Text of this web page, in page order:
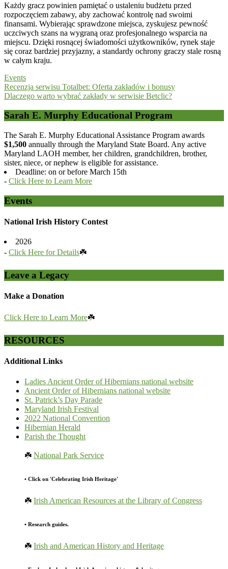
Każdy gracz powinien pamiętać o ustaleniu budżetu przed
rozpoczęciem zabawy, aby zachować kontrolę nad swoimi
finansami. Wybierając sprawdzone miejsca, zyskujesz pewność
uczciwych szans na wygraną oraz profesjonalnego wsparcia na
miejscu. Dzięki rosnącej świadomości użytkowników, rynek staje
się coraz bardziej przyjazny, a standardy ochrony graczy stale rosną
w całym kraju.
Events
Post
navigation
Recenzja serwisu Totalbet: Oferta zakładów i bonusy
Dlaczego warto wybrać zakłady w serwisie Betclic?
Sarah E. Murphy Educational Program
The Sarah E. Murphy Educational Assistance Program awards
$1,500 annually through the Maryland State Board. Any active
Maryland LAOH member, her children, grandchildren, brother,
sister, niece, or nephew is eligible for assistance.
Deadline: on or before March 15th
- Click Here to Learn More
Events
National Irish History Contest
2026
- Click Here for Details☘️
Leave a Legacy
Make a Donation
Click Here to Learn More☘️
RESOURCES
Additional Links
Ladies Ancient Order of Hibernians national website
Ancient Order of Hibernians national website
St. Patrick’s Day Parade
Maryland Irish Festival
2022 National Convention
Hibernian Herald
Parish the Thought
☘️ National Park Service
• Click on 'Celebrating Irish Heritage'
☘️ Irish American Resources at the Library of Congress
• Research guides.
☘️ Irish and American History and Heritage